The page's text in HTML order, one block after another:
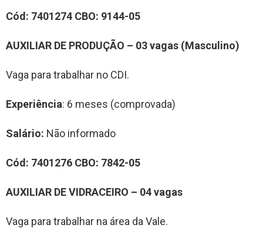
Cód: 7401274 CBO: 9144-05
AUXILIAR DE PRODUÇÃO – 03vagas (Masculino)
Vaga para trabalhar no CDI.
Experiência: 6 meses (comprovada)
Salário: Não informado
Cód: 7401276 CBO: 7842-05
AUXILIAR DE VIDRACEIRO – 04vagas
Vaga para trabalhar na área da Vale.